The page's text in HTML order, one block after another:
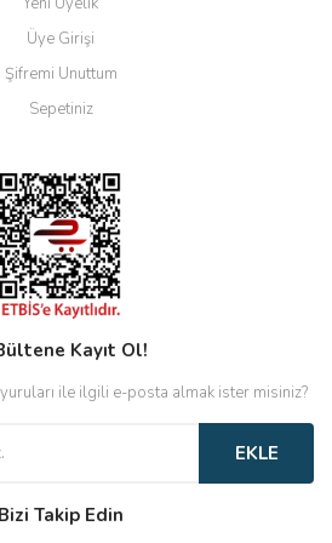
Üye Girişi
Şifremi Unuttum
Sepetiniz
Kayıt Ol!
ile ilgili e-posta almak ister misiniz?
EKLE
Bizi Takip Edin